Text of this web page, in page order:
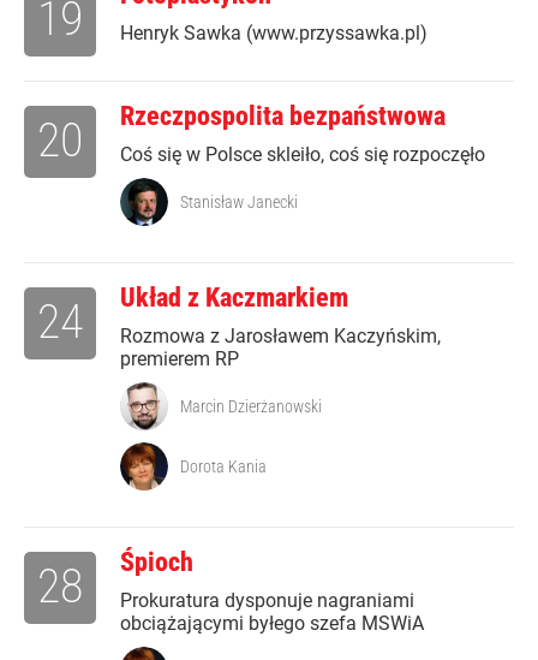
Henryk Sawka (www.przyssawka.pl)
19
Rzeczpospolita bezpaństwowa
Coś się w Polsce skleiło, coś się rozpoczęło
20
Stanisław Janecki
Układ z Kaczmarkiem
Rozmowa z Jarosławem Kaczyńskim,
premierem RP
24
Marcin Dzierżanowski
Dorota Kania
Śpioch
Prokuratura dysponuje nagraniami
obciążającymi byłego szefa MSWiA
28